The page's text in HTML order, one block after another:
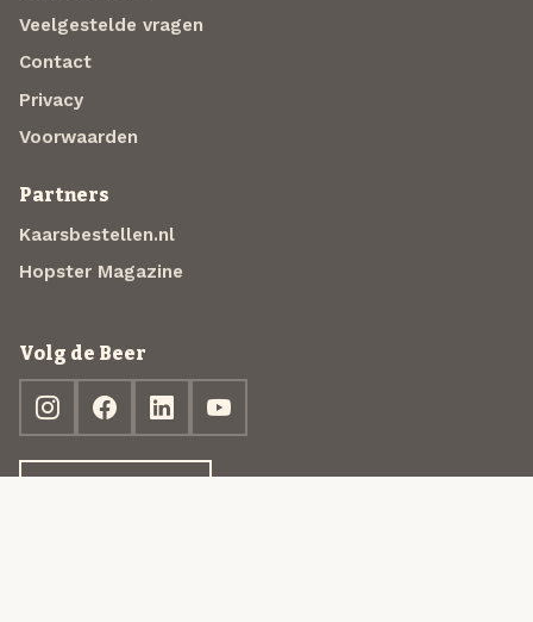
Veelgestelde vragen
Contact
Privacy
Voorwaarden
Partners
Kaarsbestellen.nl
Hopster Magazine
Volg de Beer